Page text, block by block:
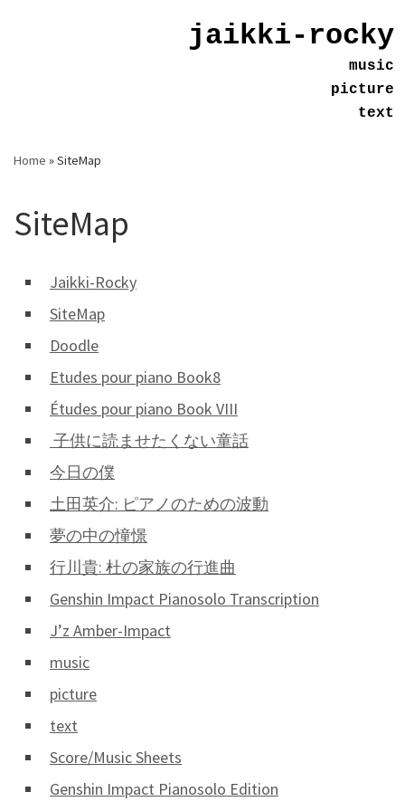
jaikki-rocky
music
picture
text
Home »SiteMap
SiteMap
Jaikki-Rocky
SiteMap
Doodle
Etudes pour piano Book8
Études pour piano Book VIII
‎子供に読ませたくない童話
今日の僕
土田英介: ピアノのための波動
夢の中の憧憬
行川貴: 杜の家族の行進曲
Genshin Impact Pianosolo Transcription
J’z Amber-Impact
music
picture
text
Score/Music Sheets
Genshin Impact Pianosolo Edition